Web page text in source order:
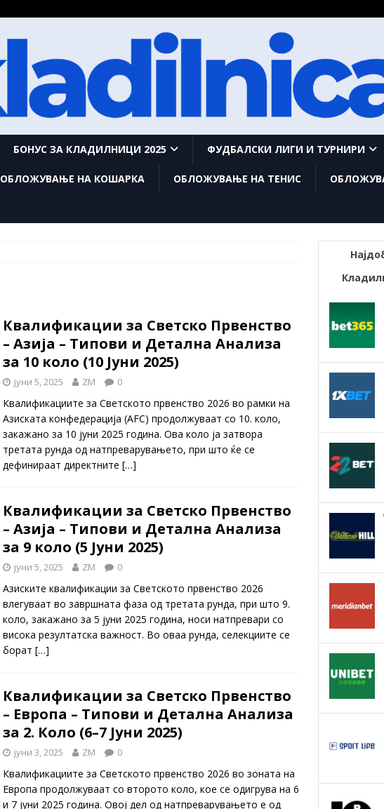
БОНУС ЗА КЛАДИЛНИЦИ 2025 ФУДБАЛСКИ ЛИГИ И ТУРНИРИ
ОБЛОЖУВАЊЕ НА КОШАРКА ОБЛОЖУВАЊЕ НА ТЕНИС
Квалификации за Светско Првенство
– Азија – Типови и Детална Анализа
за 10 коло (10 Јуни 2025)
јуни 5, 2025 ZM 0
Квалификациите за Светското првенство 2026 во рамки на
Азиската конфедерација (AFC) продолжуваат со 10. коло,
закажано за 10 јуни 2025 година. Ова коло ја затвора
третата рунда од натпреварувањето, при што ќе се
дефинираат директните […]
Квалификации за Светско Првенство
– Азија – Типови и Детална Анализа
за 9 коло (5 Јуни 2025)
јуни 5, 2025 ZM 0
Азиските квалификации за Светското првенство 2026
влегуваат во завршната фаза од третата рунда, при што 9.
коло, закажано за 5 јуни 2025 година, носи натпревари со
висока резултатска важност. Во оваа рунда, селекциите се
борат […]
Квалификации за Светско Првенство
– Европа – Типови и Детална Анализа
за 2. Коло (6–7 Јуни 2025)
јуни 3, 2025 ZM 0
Квалификациите за Светското првенство 2026 во зоната на
Европа продолжуваат со второто коло, кое се одигрува на 6
и 7 јуни 2025 година. Овој дел од натпреварувањето е од